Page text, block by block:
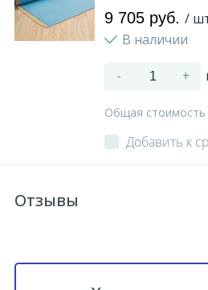
9 705 руб. /
В наличии
- +
Общая стоимость
Добавить к
Отзывы